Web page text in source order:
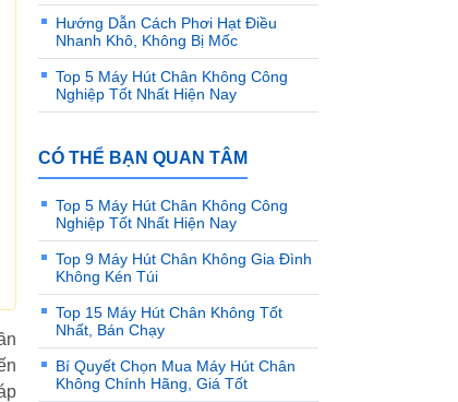
Hướng Dẫn Cách Phơi Hạt Điều
Nhanh Khô, Không Bị Mốc
Top 5 Máy Hút Chân Không Công
Nghiệp Tốt Nhất Hiện Nay
CÓ THỂ BẠN QUAN TÂM
Top 5 Máy Hút Chân Không Công
Nghiệp Tốt Nhất Hiện Nay
Top 9 Máy Hút Chân Không Gia Đình
Không Kén Túi
Top 15 Máy Hút Chân Không Tốt
Nhất, Bán Chạy
Bí Quyết Chọn Mua Máy Hút Chân
Không Chính Hãng, Giá Tốt